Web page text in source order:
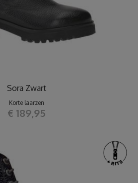
Sora Zwart
Korte laarzen
€ 189,95